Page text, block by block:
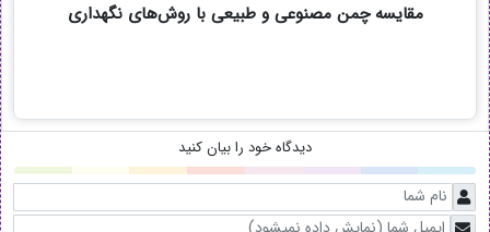
مقایسه چمن مصنوعی و طبیعی با روش‌های نگهداری
دیدگاه خود را بیان کنید